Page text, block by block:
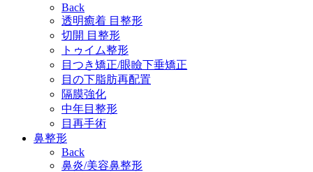
Back
透明癒着 目整形
切開 目整形
トゥイム整形
目つき矯正/眼瞼下垂矯正
目の下脂肪再配置
隔膜強化
中年目整形
目再手術
鼻整形
Back
鼻炎/美容鼻整形